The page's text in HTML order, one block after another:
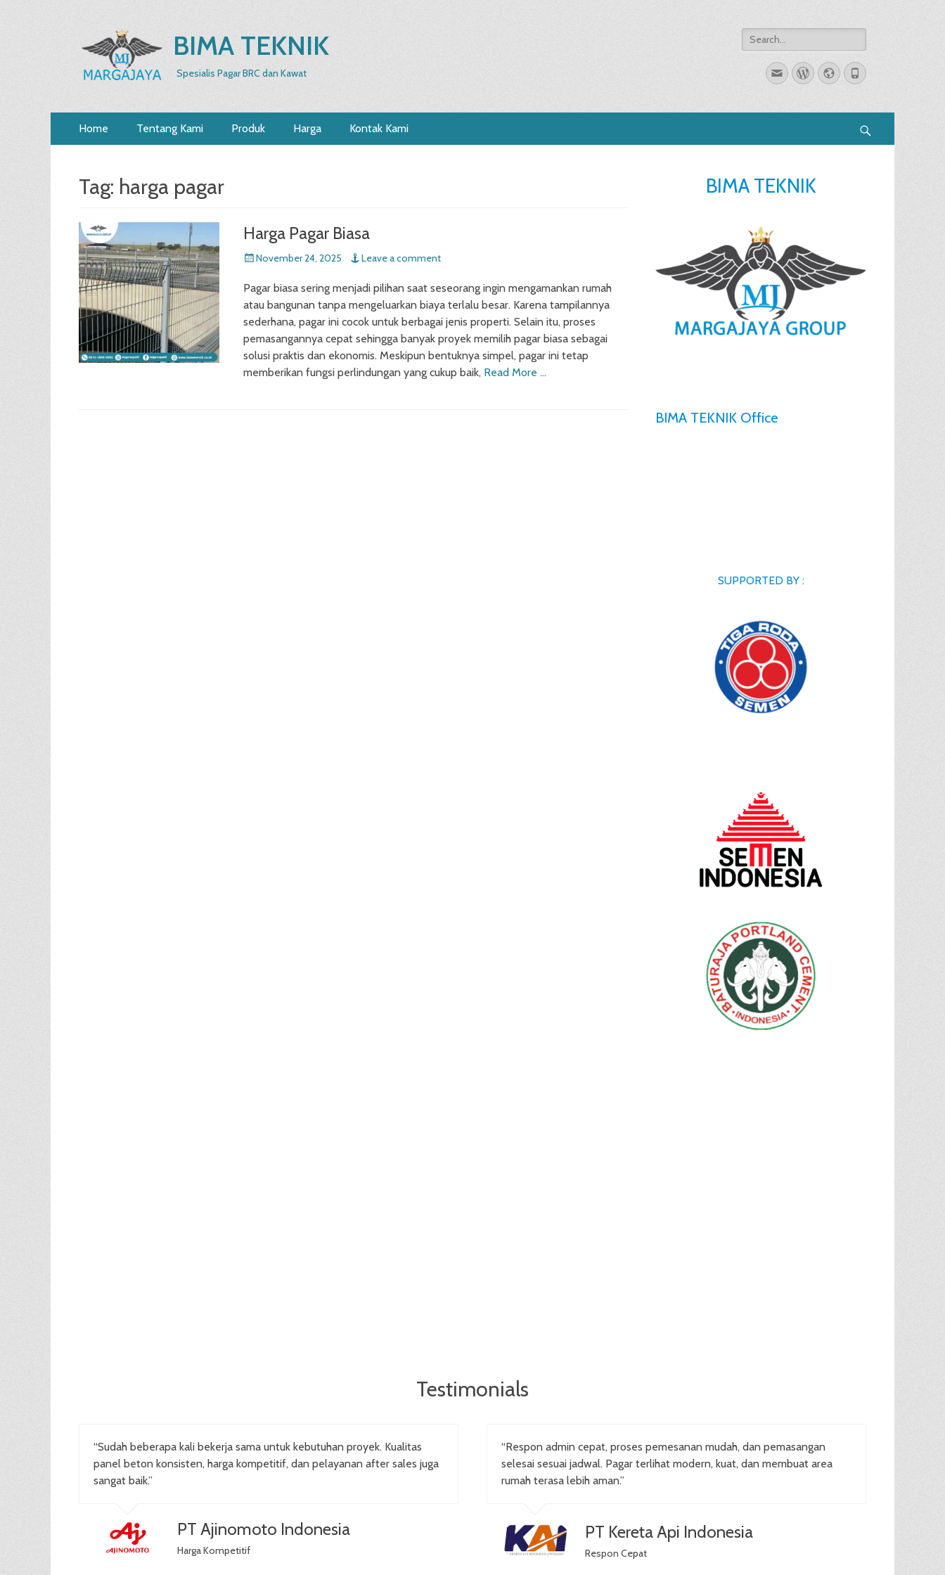
BIMA TEKNIK
Spesialis Pagar BRC dan Kawat
Search
for:
EmailWordPress
WebsitePhone
Primary
Menu
Home Tentang Kami Produk Harga Kontak Kami
Tag: harga pagar
Harga Pagar Biasa
Posted
November 24, 2025 Leave a comment
Pagar biasa sering menjadi pilihan saat seseorang ingin mengamankan rumah
atau bangunan tanpa mengeluarkan biaya terlalu besar. Karena tampilannya
sederhana, pagar ini cocok untuk berbagai jenis properti. Selain itu, proses
pemasangannya cepat sehingga banyak proyek memilih pagar biasa sebagai
solusi praktis dan ekonomis. Meskipun bentuknya simpel, pagar ini tetap
memberikan fungsi perlindungan yang cukup baik, Read More …
BIMA TEKNIK
BIMA TEKNIK Office
SUPPORTED BY :
Testimonials
“Sudah beberapa kali bekerja sama untuk kebutuhan proyek. Kualitas
panel beton konsisten, harga kompetitif, dan pelayanan after sales juga
sangat baik.”
PT Ajinomoto Indonesia
Harga Kompetitif
“Respon admin cepat, proses pemesanan mudah, dan pemasangan
selesai sesuai jadwal. Pagar terlihat modern, kuat, dan membuat area
rumah terasa lebih aman.”
PT Kereta Api Indonesia
Respon Cepat